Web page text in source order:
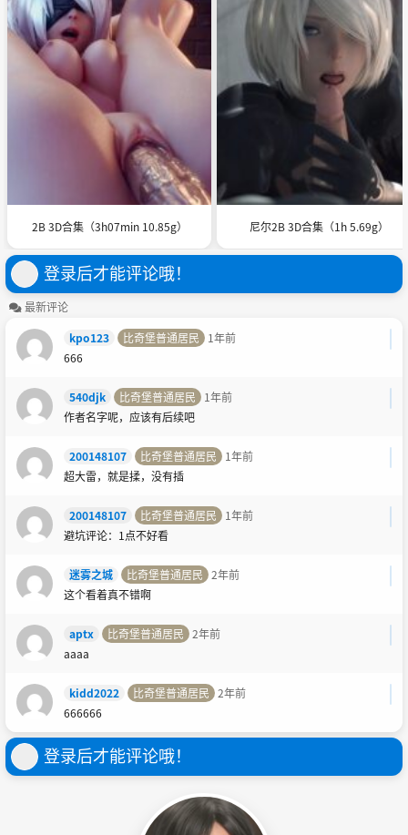
2B 3D合集（3h07min 10.85g） 尼尔2B 3D合集（1h 5.69g）
登录后才能评论哦！
最新评论
kpo123
比奇堡普通居民
1年前
666
540djk 比奇堡普通居民
1年前
作者名字呢，应该有后续吧
200148107 比奇堡普通居民
1年前
超大雷，就是揉，没有插
200148107 比奇堡普通居民
1年前
避坑评论：1点不好看
迷雾之城 比奇堡普通居民 2年前
这个看着真不错啊
aptx 比奇堡普通居民 2年前
aaaa
kidd2022 比奇堡普通居民 2年前
666666
登录后才能评论哦！